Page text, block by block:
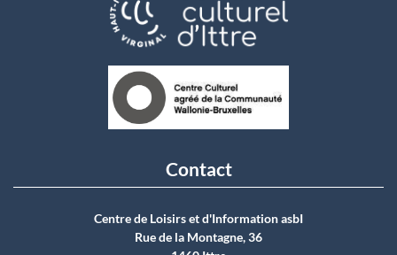
Contact
Centre de Loisirs et d'Information asbI
Rue de la Montagne, 36